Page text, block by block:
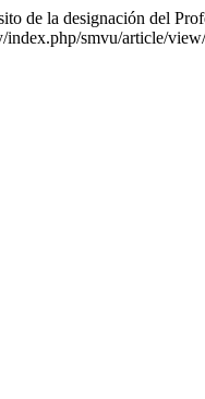
de la designación del
index.php/smvu/article/